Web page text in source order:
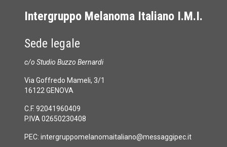
Intergruppo Melanoma Italiano I.M.I.
Sede legale
c/o Studio Buzzo Bernardi
Via Goffredo Mameli, 3/1
16122 GENOVA
C.F. 92041960409
P.IVA 02650230408
PEC: intergruppomelanomaitaliano@messaggipec.it